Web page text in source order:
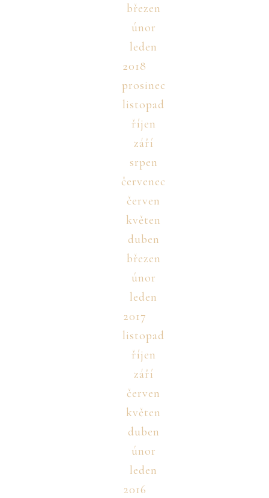
březen
únor
leden
2018
prosinec
listopad
říjen
září
srpen
červenec
červen
květen
duben
březen
únor
leden
2017
listopad
říjen
září
červen
květen
duben
únor
leden
2016